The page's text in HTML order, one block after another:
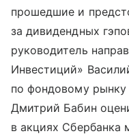
прошедшие и
за дивидендных
руководитель
Инвестиций»
по фондовому
Дмитрий Бабин
в акциях Сбербанка